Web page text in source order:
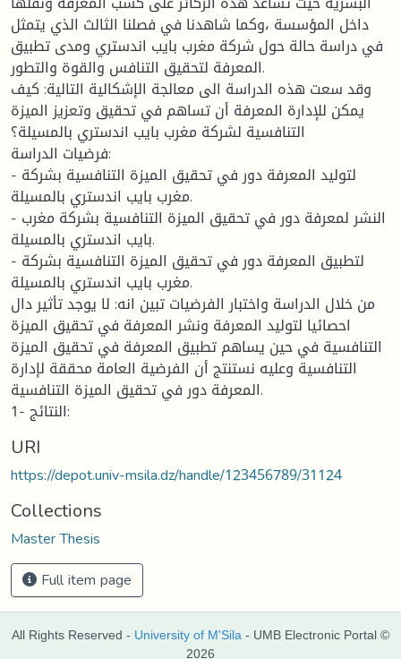
داخل المؤسسة ،وكما شاهدنا في فصلنا الثالث الذي يتمثل
في دراسة حالة حول شركة مغرب بايب اندستري ومدى تطبيق
المعرفة لتحقيق التنافس والقوة والتطور.
وقد سعت هذه الدراسة الى معالجة الإشكالية التالية: كيف
يمكن للإدارة المعرفة أن تساهم في تحقيق وتعزيز الميزة
التنافسية لشركة مغرب بايب اندستري بالمسيلة؟
فرضيات الدراسة:
- لتوليد المعرفة دور في تحقيق الميزة التنافسية بشركة
مغرب بايب اندستري بالمسيلة.
- النشر لمعرفة دور في تحقيق الميزة التنافسية بشركة مغرب
بايب اندستري بالمسيلة.
- لتطبيق المعرفة دور في تحقيق الميزة التنافسية بشركة
مغرب بايب اندستري بالمسيلة.
من خلال الدراسة واختبار الفرضيات تبين انه: لا يوجد تأثير دال
احصائيا لتوليد المعرفة ونشر المعرفة في تحقيق الميزة
التنافسية في حين يساهم تطبيق المعرفة في تحقيق الميزة
التنافسية وعليه نستنتج أن الفرضية العامة محققة لإدارة
المعرفة دور في تحقيق الميزة التنافسية.
1- النتائج:
URI
https://depot.univ-msila.dz/handle/123456789/31124
Collections
Master Thesis
Full item page
All Rights Reserved - University of M'Sila - UMB Electronic Portal ©
2026